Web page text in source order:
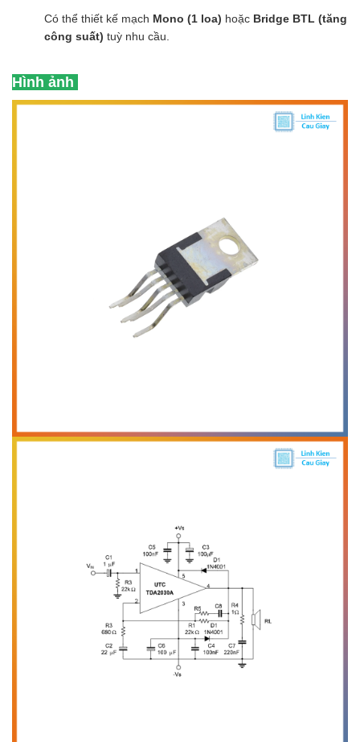
Có thể thiết kế mạch Mono (1 loa) hoặc Bridge BTL (tăng
công suất) tuỳ nhu cầu.
Hình ảnh